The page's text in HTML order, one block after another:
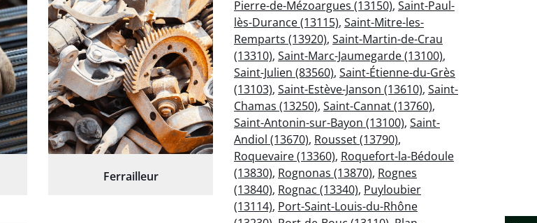
Ferrailleur
Pierre-de-Mézoargues (13150), Saint-Paul-
lès-Durance (13115), Saint-Mitre-les-
Remparts (13920), Saint-Martin-de-Crau
(13310), Saint-Marc-Jaumegarde (13100),
Saint-Julien (83560), Saint-Étienne-du-Grès
(13103), Saint-Estève-Janson (13610), Saint-
Chamas (13250), Saint-Cannat (13760),
Saint-Antonin-sur-Bayon (13100), Saint-
Andiol (13670), Rousset (13790),
Roquevaire (13360), Roquefort-la-Bédoule
(13830), Rognonas (13870), Rognes
(13840), Rognac (13340), Puyloubier
(13114), Port-Saint-Louis-du-Rhône